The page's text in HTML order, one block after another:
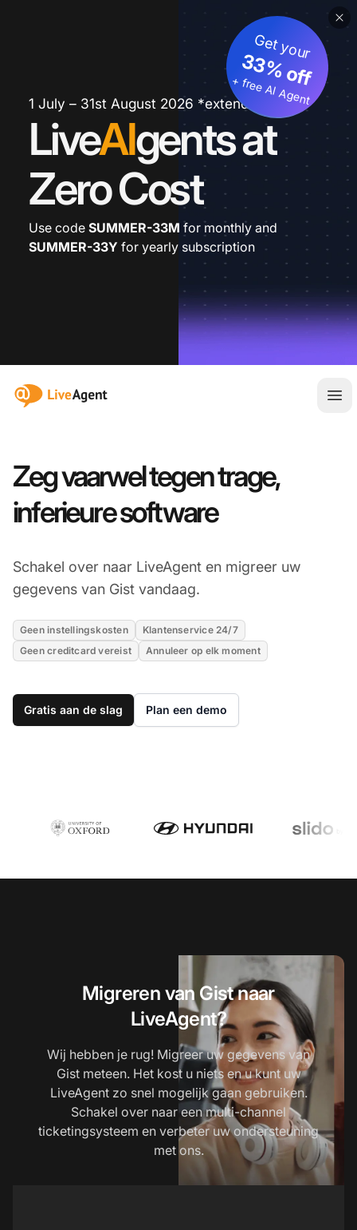
1 July – 31st August 2026 *extended
LiveAIgents at
Zero Cost
Get your
33% off
+ free AI Agent
Use code SUMMER-33M for monthly and
SUMMER-33Y for yearly subscription
:site.title
Zeg vaarwel tegen trage,
inferieure software
Schakel over naar LiveAgent en migreer uw
gegevens van Gist vandaag.
Geen instellingskosten
Klantenservice 24/7
Geen creditcard vereist
Annuleer op elk moment
Gratis aan de slag Plan een demo
Migreren van Gist naar
LiveAgent?
Wij hebben je rug! Migreer uw gegevens van
Gist meteen. Het kost u niets en u kunt uw
LiveAgent zo snel mogelijk gaan gebruiken.
Schakel over naar een multi-channel
ticketingsysteem en verbeter uw ondersteuning
met ons.